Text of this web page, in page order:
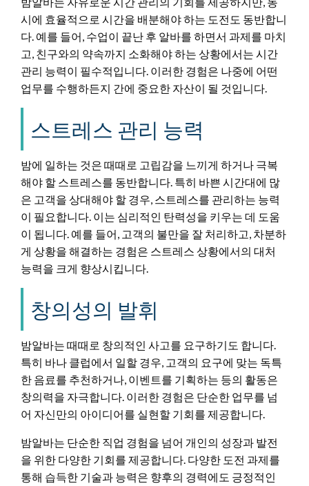
시에 효율적으로 시간을 배분해야 하는 도전도 동반합니
다. 예를 들어, 수업이 끝난 후 알바를 하면서 과제를 마치
고, 친구와의 약속까지 소화해야 하는 상황에서는 시간
관리 능력이 필수적입니다. 이러한 경험은 나중에 어떤
업무를 수행하든지 간에 중요한 자산이 될 것입니다.
스트레스 관리 능력
밤에 일하는 것은 때때로 고립감을 느끼게 하거나 극복
해야 할 스트레스를 동반합니다. 특히 바쁜 시간대에 많
은 고객을 상대해야 할 경우, 스트레스를 관리하는 능력
이 필요합니다. 이는 심리적인 탄력성을 키우는 데 도움
이 됩니다. 예를 들어, 고객의 불만을 잘 처리하고, 차분하
게 상황을 해결하는 경험은 스트레스 상황에서의 대처
능력을 크게 향상시킵니다.
창의성의 발휘
밤알바는 때때로 창의적인 사고를 요구하기도 합니다.
특히 바나 클럽에서 일할 경우, 고객의 요구에 맞는 독특
한 음료를 추천하거나, 이벤트를 기획하는 등의 활동은
창의력을 자극합니다. 이러한 경험은 단순한 업무를 넘
어 자신만의 아이디어를 실현할 기회를 제공합니다.
밤알바는 단순한 직업 경험을 넘어 개인의 성장과 발전
을 위한 다양한 기회를 제공합니다. 다양한 도전 과제를
통해 습득한 기술과 능력은 향후의 경력에도 긍정적인